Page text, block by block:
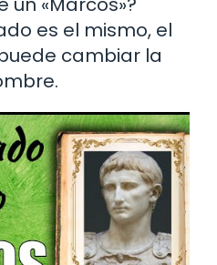
es el mismo, el
cambiar la